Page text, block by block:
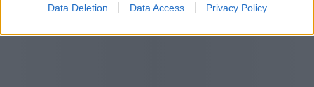
Data Deletion Data Access Privacy Policy